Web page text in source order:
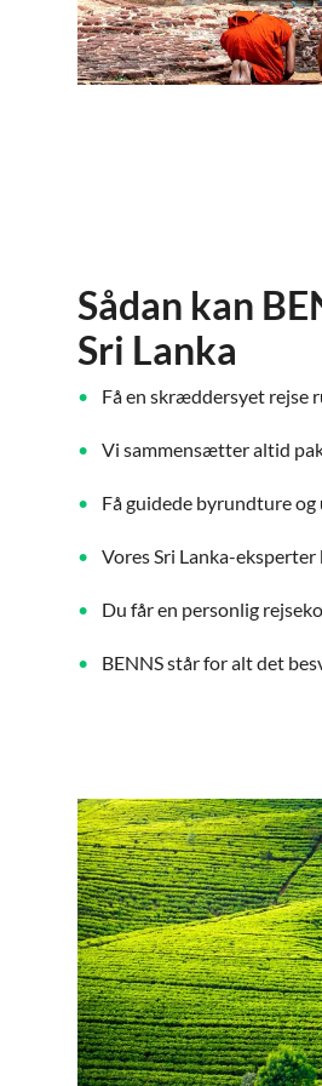
Sådan kan
Sri Lanka
Få en skræddersyet rejse
Vi sammensætter altid
Få guidede byrundture
Vores Sri Lanka-
Du får en personlig
BENNS står for alt det